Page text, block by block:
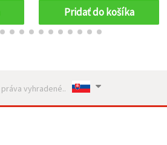
priľnavosť k drevu, papieru
a betónu
Pridať do košíka
práva vyhradené..